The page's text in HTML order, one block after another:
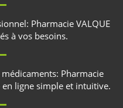
Pharmacie VALQUE
à vos besoins.
Pharmacie
ligne simple et intuitive.